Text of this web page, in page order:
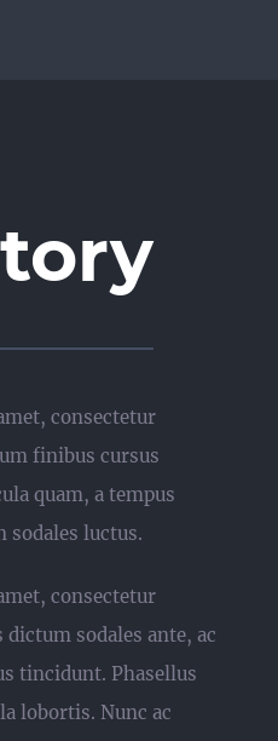
consectetur
finibus cursus
quam, a tempus
sodales luctus.
consectetur
sodales ante, ac
tincidunt. Phasellus
lobortis. Nunc ac